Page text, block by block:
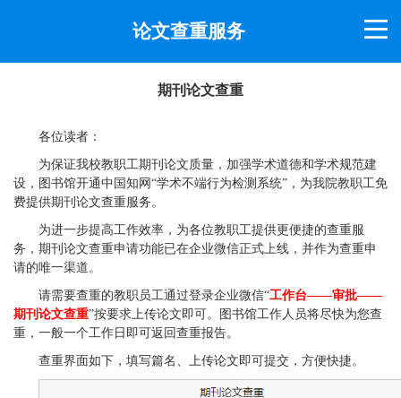
论文查重服务
期刊论文查重
各位读者：
为保证我校教职工期刊论文质量，加强学术道德和学术规范建
设，图书馆开通中国知网“学术不端行为检测系统”，为我院教职工免
费提供期刊论文查重服务。
为进一步提高工作效率，为各位教职工提供更便捷的查重服
务，期刊论文查重申请功能已在企业微信正式上线，并作为查重申
请的唯一渠道。
请需要查重的教职员工通过登录企业微信“工作台——审批——
期刊论文查重”按要求上传论文即可。图书馆工作人员将尽快为您查
重，一般一个工作日即可返回查重报告。
查重界面如下，填写篇名、上传论文即可提交，方便快捷。